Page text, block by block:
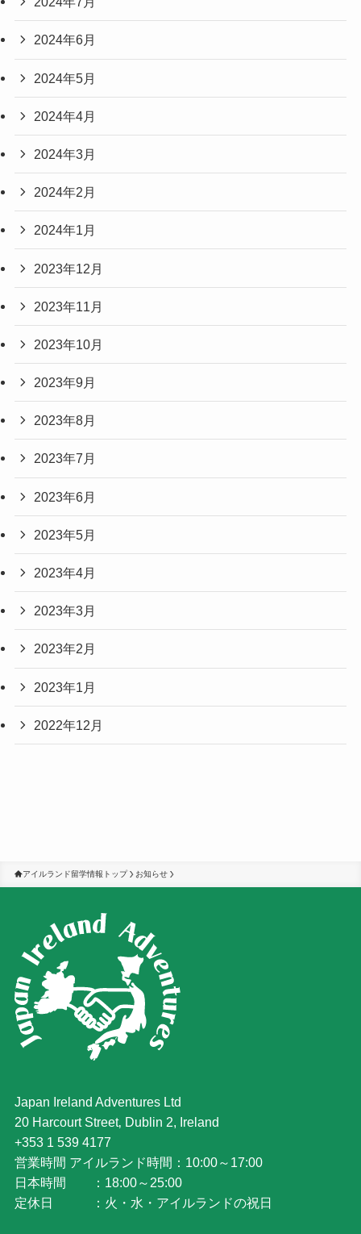
2024年6月
2024年5月
2024年4月
2024年3月
2024年2月
2024年1月
2023年12月
2023年11月
2023年10月
2023年9月
2023年8月
2023年7月
2023年6月
2023年5月
2023年4月
2023年3月
2023年2月
2023年1月
2022年12月
アイルランド留学情報トップ お知らせ
Japan Ireland Adventures Ltd
20 Harcourt Street‚ Dublin 2, Ireland
+353 1 539 4177
営業時間 アイルランド時間：10:00～17:00
日本時間 ：18:00～25:00
定休日 ：火・水・アイルランドの祝日